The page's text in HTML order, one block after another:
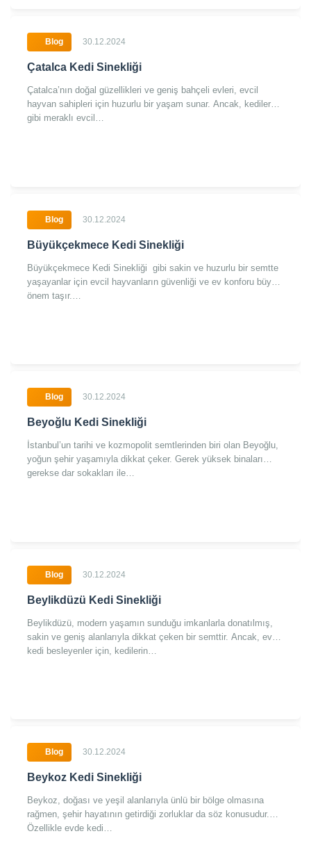
Blog 30.12.2024
Çatalca Kedi Sinekliği
Çatalca’nın doğal güzellikleri ve geniş bahçeli evleri, evcil
hayvan sahipleri için huzurlu bir yaşam sunar. Ancak, kediler
gibi meraklı evcil…
Blog 30.12.2024
Büyükçekmece Kedi Sinekliği
Büyükçekmece Kedi Sinekliği gibi sakin ve huzurlu bir semtte
yaşayanlar için evcil hayvanların güvenliği ve ev konforu büyük
önem taşır.…
Blog 30.12.2024
Beyoğlu Kedi Sinekliği
İstanbul’un tarihi ve kozmopolit semtlerinden biri olan Beyoğlu,
yoğun şehir yaşamıyla dikkat çeker. Gerek yüksek binaları
gerekse dar sokakları ile…
Blog 30.12.2024
Beylikdüzü Kedi Sinekliği
Beylikdüzü, modern yaşamın sunduğu imkanlarla donatılmış,
sakin ve geniş alanlarıyla dikkat çeken bir semttir. Ancak, evde
kedi besleyenler için, kedilerin…
Blog 30.12.2024
Beykoz Kedi Sinekliği
Beykoz, doğası ve yeşil alanlarıyla ünlü bir bölge olmasına
rağmen, şehir hayatının getirdiği zorluklar da söz konusudur.
Özellikle evde kedi…